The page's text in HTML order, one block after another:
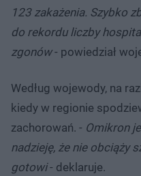
123 zakażenia. Szybko
do rekordu liczby
zgonów- powiedział
Według wojewody, na
kiedy w regionie
zachorowań. - Omikron
nadzieję, że nie obciąży
gotowi- deklaruje.